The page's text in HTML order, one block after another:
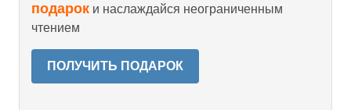
подарок и наслаждайся неограниченным
чтением
ПОЛУЧИТЬ ПОДАРОК